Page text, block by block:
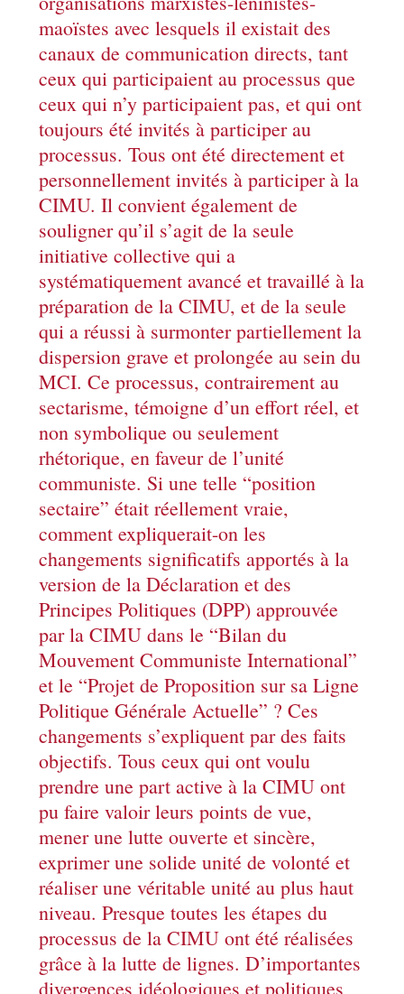
maoïstes avec lesquels il existait des
canaux de communication directs, tant
ceux qui participaient au processus que
ceux qui n’y participaient pas, et qui ont
toujours été invités à participer au
processus. Tous ont été directement et
personnellement invités à participer à la
CIMU. Il convient également de
souligner qu’il s’agit de la seule
initiative collective qui a
systématiquement avancé et travaillé à la
préparation de la CIMU, et de la seule
qui a réussi à surmonter partiellement la
dispersion grave et prolongée au sein du
MCI. Ce processus, contrairement au
sectarisme, témoigne d’un effort réel, et
non symbolique ou seulement
rhétorique, en faveur de l’unité
communiste. Si une telle “position
sectaire” était réellement vraie,
comment expliquerait-on les
changements significatifs apportés à la
version de la Déclaration et des
Principes Politiques (DPP) approuvée
par la CIMU dans le “Bilan du
Mouvement Communiste International”
et le “Projet de Proposition sur sa Ligne
Politique Générale Actuelle” ? Ces
changements s’expliquent par des faits
objectifs. Tous ceux qui ont voulu
prendre une part active à la CIMU ont
pu faire valoir leurs points de vue,
mener une lutte ouverte et sincère,
exprimer une solide unité de volonté et
réaliser une véritable unité au plus haut
niveau. Presque toutes les étapes du
processus de la CIMU ont été réalisées
grâce à la lutte de lignes. D’importantes
divergences idéologiques et politiques